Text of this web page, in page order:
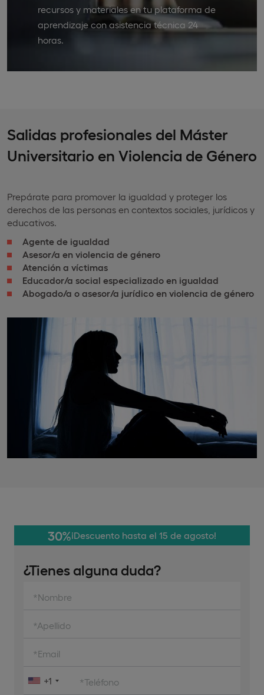
recursos y materiales en tu plataforma de
aprendizaje con asistencia técnica 24
horas.
Salidas profesionales del Máster
Universitario en Violencia de Género
Prepárate para promover la igualdad y proteger los
derechos de las personas en contextos sociales, jurídicos y
educativos.
Agente de igualdad
Asesor/a en violencia de género
Atención a víctimas
Educador/a social especializado en igualdad
Abogado/a o asesor/a jurídico en violencia de género
30%¡Descuento hasta el 15 de agosto!
¿Tienes alguna duda?
*Nombre
*Apellido
*Email
*Teléfono
+1